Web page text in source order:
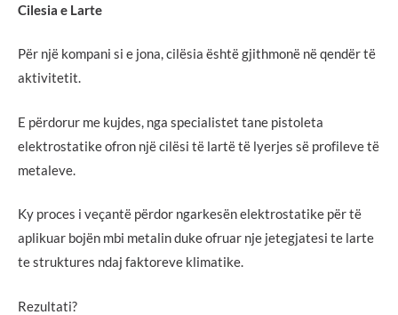
Cilesia e Larte
Për një kompani si e jona, cilësia është gjithmonë në qendër të
aktivitetit.
E përdorur me kujdes, nga specialistet tane pistoleta
elektrostatike ofron një cilësi të lartë të lyerjes së profileve të
metaleve.
Ky proces i veçantë përdor ngarkesën elektrostatike për të
aplikuar bojën mbi metalin duke ofruar nje jetegjatesi te larte
te struktures ndaj faktoreve klimatike.
Rezultati?